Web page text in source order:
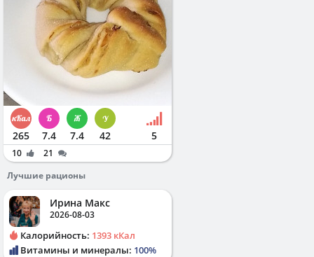
265 7.4 7.4 42 5
10
21
Лучшие рационы
Ирина Макс
2026-08-03
Калорийность: 1393 кКал
Витамины и минералы: 100%